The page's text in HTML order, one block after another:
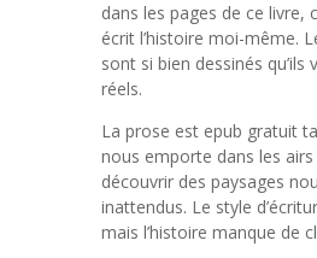
dans les pages de ce livre,
écrit l’histoire moi-même.
sont si bien dessinés qu’ils
réels.
La prose est epub gratuit
nous emporte dans les
découvrir des paysages
inattendus. Le style
mais l’histoire manque de